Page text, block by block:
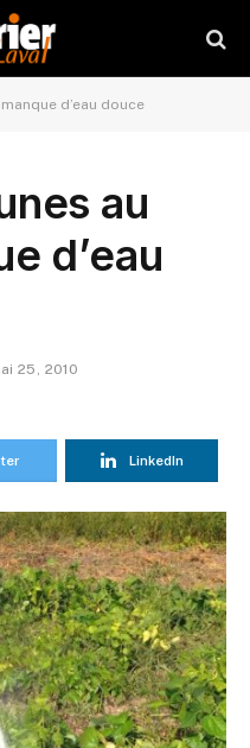
d’eau douce
au
d’eau
25, 2010
LinkedIn